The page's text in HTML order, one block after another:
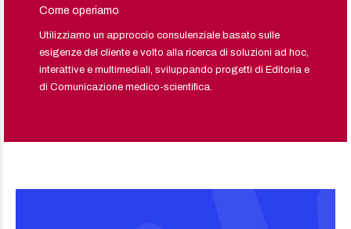
Come operiamo
Utilizziamo un approccio consulenziale basato sulle
esigenze del cliente e volto alla ricerca di soluzioni ad hoc,
interattive e multimediali, sviluppando progetti di Editoria e